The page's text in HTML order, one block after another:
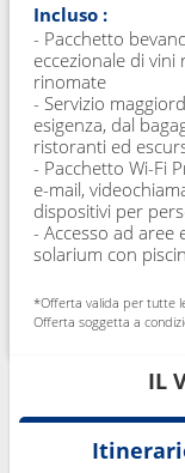
Incluso :
- Pacchetto
eccezionale di
rinomate
- Servizio
esigenza, dal
ristoranti ed
- Pacchetto Wi-Fi
e-mail,
dispositivi per
- Accesso ad aree
solarium con
*Offerta valida per tutte
Offerta soggetta a
IL